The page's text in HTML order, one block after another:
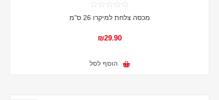
מכסה צלחת למיקרו 26 ס"מ
₪29.90
הוסף לסל